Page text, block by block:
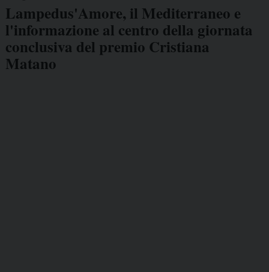
Lampedus'Amore, il Mediterraneo e
l'informazione al centro della giornata
conclusiva del premio Cristiana
Matano